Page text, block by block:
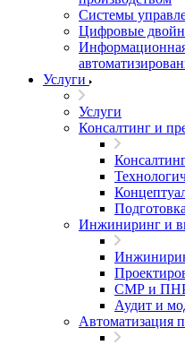
Системы
Цифровые
Услуги
Услуги
Консалтинг и
Инжиниринг и
СМР и
Аудит и
Автоматизация